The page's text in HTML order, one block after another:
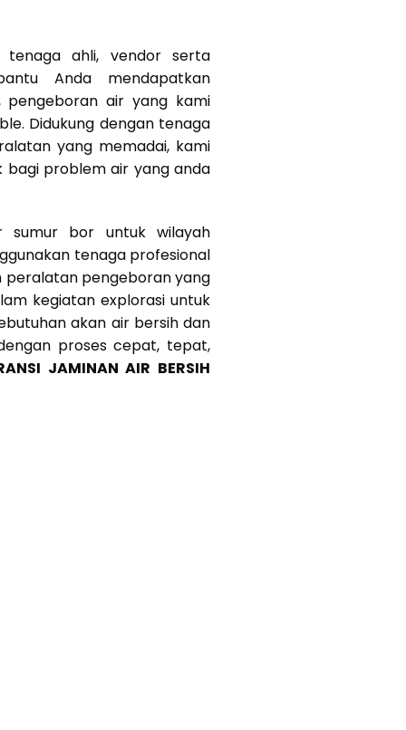
tenaga ahli, vendor serta
Anda mendapatkan
pengeboran air yang kami
Didukung dengan tenaga
yang memadai, kami
bagi problem air yang anda
sumur bor untuk wilayah
tenaga profesional
peralatan pengeboran yang
kegiatan explorasi untuk
akan air bersih dan
proses cepat, tepat,
JAMINAN AIR BERSIH